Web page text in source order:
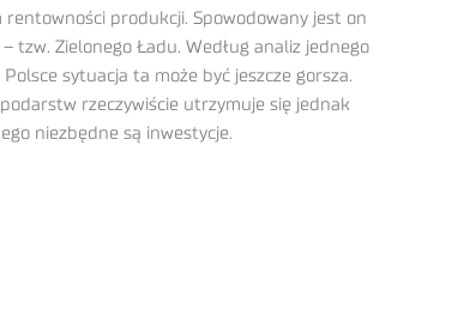
produkcji. Spowodowany jest on
Zielonego Ładu. Według analiz jednego
sytuacja ta może być jeszcze gorsza.
rzeczywiście utrzymuje się jednak
niezbędne są inwestycje.